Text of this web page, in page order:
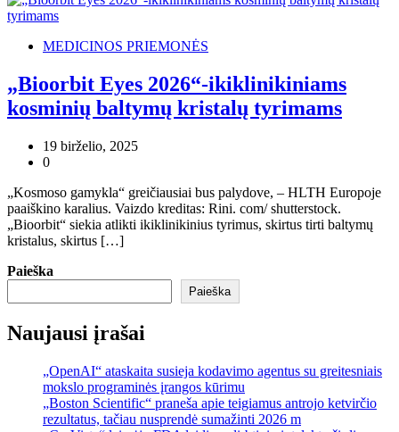
MEDICINOS PRIEMONĖS
„Bioorbit Eyes 2026“-ikiklinikiniams
kosminių baltymų kristalų tyrimams
19 birželio, 2025
0
„Kosmoso gamykla“ greičiausiai bus palydove, – HLTH Europoje
paaiškino karalius. Vaizdo kreditas: Rini. com/ shutterstock.
„Bioorbit“ siekia atlikti ikiklinikinius tyrimus, skirtus tirti baltymų
kristalus, skirtus […]
Paieška
Paieška
Naujausi įrašai
„OpenAI“ ataskaita susieja kodavimo agentus su greitesniais
mokslo programinės įrangos kūrimu
„Boston Scientific“ praneša apie teigiamus antrojo ketvirčio
rezultatus, tačiau nusprendė sumažinti 2026 m